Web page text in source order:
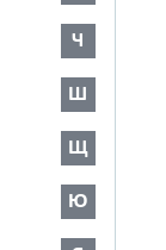
Ч
Ш
Щ
Ю